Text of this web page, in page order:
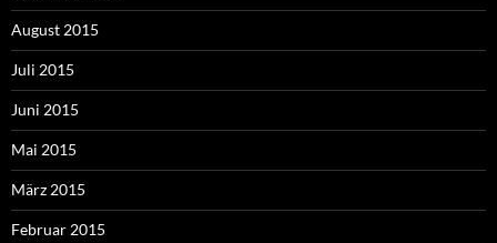
August 2015
Juli 2015
Juni 2015
Mai 2015
März 2015
Februar 2015